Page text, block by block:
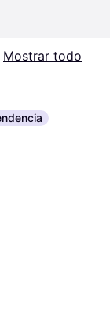
Mostrar todo